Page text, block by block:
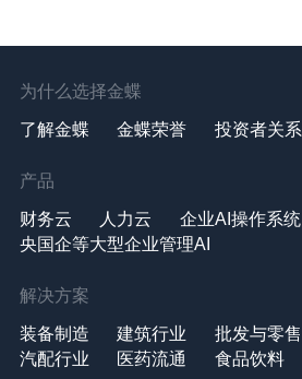
为什么选择金蝶
了解金蝶 金蝶荣誉 投资者关系
产品
财务云 人力云 企业AI操作系统
央国企等大型企业管理AI
解决方案
装备制造 建筑行业 批发与零售
汽配行业
医药流通 食品饮料